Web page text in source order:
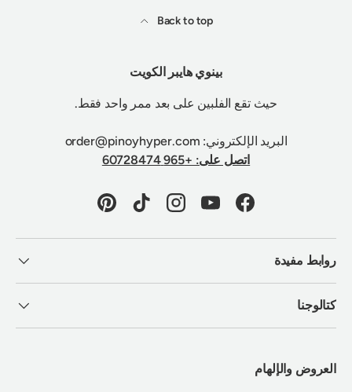
Back to top
بينوي هايبر الكويت
حيث تقع الفلبين على بعد ممر واحد فقط.
البريد الإلكتروني: order@pinoyhyper.com
اتصل على: +965 60728474
Facebook
YouTube
Instagram
TikTok
Pinterest
روابط مفيدة
كتالوجنا
العروض والإلهام